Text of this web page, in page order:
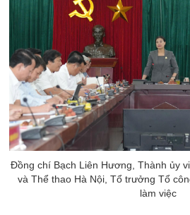
Đồng chí Bạch Liên Hương, Thành ủy
và Thể thao Hà Nội, Tổ trưởng Tổ
làm việc